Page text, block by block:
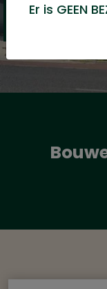
Nieuws
Er is GEEN